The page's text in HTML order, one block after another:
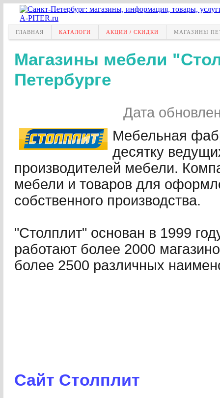
ГЛАВНАЯ КАТАЛОГИ АКЦИИ / СКИДКИ МАГАЗИНЫ
Магазины мебели
Петербурге
Дата
Мебельная
десятку
производителей мебели.
мебели и товаров для
собственного производства.
"Столплит" основан в 1999
работают более 2000
более 2500 различных
Сайт Столплит